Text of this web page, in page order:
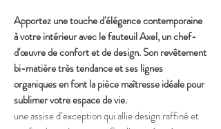
Apportez une touche d'élégance contemporaine
à votre intérieur avec le fauteuil Axel, un chef-
d'œuvre de confort et de design. Son revêtement
bi-matière très tendance et ses lignes
organiques en font la pièce maîtresse idéale pour
sublimer votre espace de vie.
une assise d’exception qui allie design raffiné et